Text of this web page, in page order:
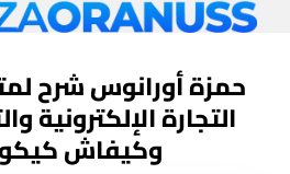
حمزة أورانوس شرح
التجارة الإلكترونية
وكيفاش